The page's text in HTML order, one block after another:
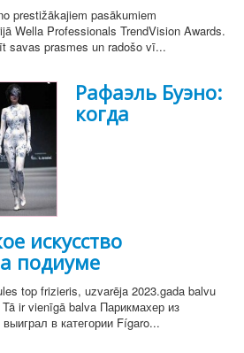
prestižākajiem pasākumiem
Wella Professionals TrendVision Awards.
savas prasmes un radošo vī...
Рафаэль Буэно:
когда
искусство
подиуме
top frizieris, uzvarēja 2023.gada balvu
ir vienīgā balva Парикмахер из
в категории Fígaro...